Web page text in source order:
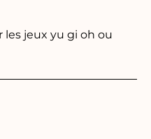
les jeux yu gi oh ou